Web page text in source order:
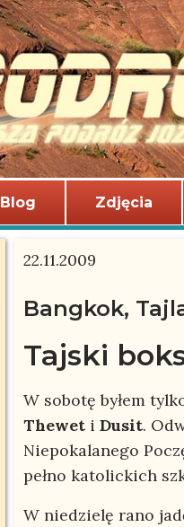
Blog Zdjęcia
22.11.2009
Bangkok,
Tajski
W sobotę byłem
Thewet iDusit.
Niepokalanego
pełno katolickich
W niedzielę rano